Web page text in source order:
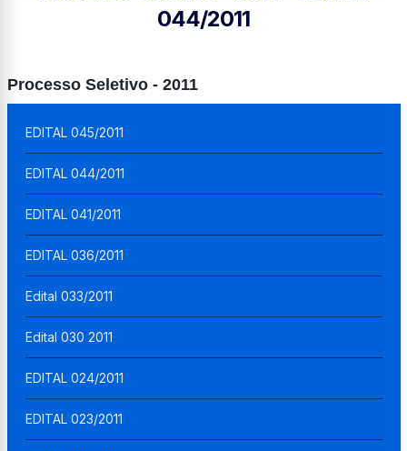
044/2011
Processo Seletivo - 2011
EDITAL 045/2011
EDITAL 044/2011
EDITAL 041/2011
EDITAL 036/2011
Edital 033/2011
Edital 030 2011
EDITAL 024/2011
EDITAL 023/2011